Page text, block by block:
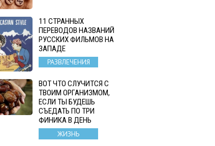
11 СТРАННЫХ
ПЕРЕВОДОВ НАЗВАНИЙ
РУССКИХ ФИЛЬМОВ НА
ЗАПАДЕ
РАЗВЛЕЧЕНИЯ
ВОТ ЧТО СЛУЧИТСЯ С
ТВОИМ ОРГАНИЗМОМ,
ЕСЛИ ТЫ БУДЕШЬ
СЪЕДАТЬ ПО ТРИ
ФИНИКА В ДЕНЬ
ЖИЗНЬ